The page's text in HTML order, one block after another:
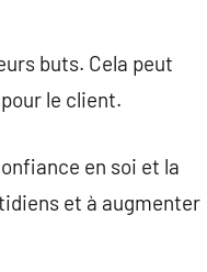
buts. Cela peut
le client.
en soi et la
et à augmenter